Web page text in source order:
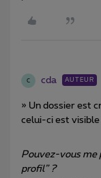
C cda AUTEUR
» Un dossier est
celui-ci est
Pouvez-vous me
profil” ?